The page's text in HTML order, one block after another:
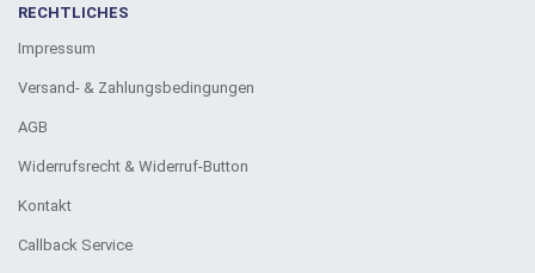
RECHTLICHES
Impressum
Versand- & Zahlungsbedingungen
AGB
Widerrufsrecht & Widerruf-Button
Kontakt
Callback Service